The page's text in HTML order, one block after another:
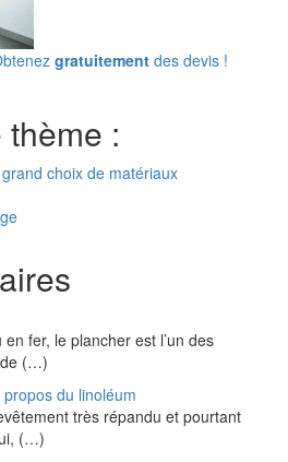
gratuitement des devis !
:
choix de matériaux
fer, le plancher est l’un des
de (…)
du linoléum
très répandu et pourtant
(…)